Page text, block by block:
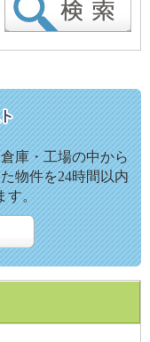
庫・工場の中から
物件を24時間以内
。